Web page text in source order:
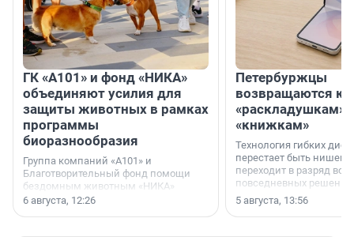
ГК «А101» и фонд «НИКА»
объединяют усилия для
защиты животных в рамках
программы
биоразнообразия
Группа компаний «А101» и
Благотворительный фонд помощи
бездомным животным «НИКА»
заключили соглашение о
6 августа, 12:26
Петербуржцы
возвращаются к
«раскладушкам»
«книжкам»
Технология гибких
перестает быть
переходит в разряд
повседневных
5 августа, 13:56